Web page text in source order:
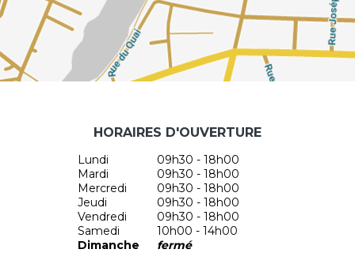
HORAIRES D'OUVERTURE
Lundi
09h30 - 18h00
Mardi
09h30 - 18h00
Mercredi
09h30 - 18h00
Jeudi
09h30 - 18h00
Vendredi
09h30 - 18h00
Samedi
10h00 - 14h00
Dimanche
fermé